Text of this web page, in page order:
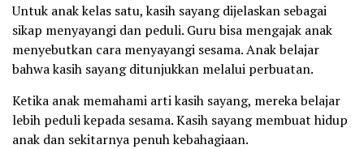
Untuk anak kelas satu, kasih sayang dijelaskan sebagai
sikap menyayangi dan peduli. Guru bisa mengajak anak
menyebutkan cara menyayangi sesama. Anak belajar
bahwa kasih sayang ditunjukkan melalui perbuatan.
Ketika anak memahami arti kasih sayang, mereka belajar
lebih peduli kepada sesama. Kasih sayang membuat hidup
anak dan sekitarnya penuh kebahagiaan.